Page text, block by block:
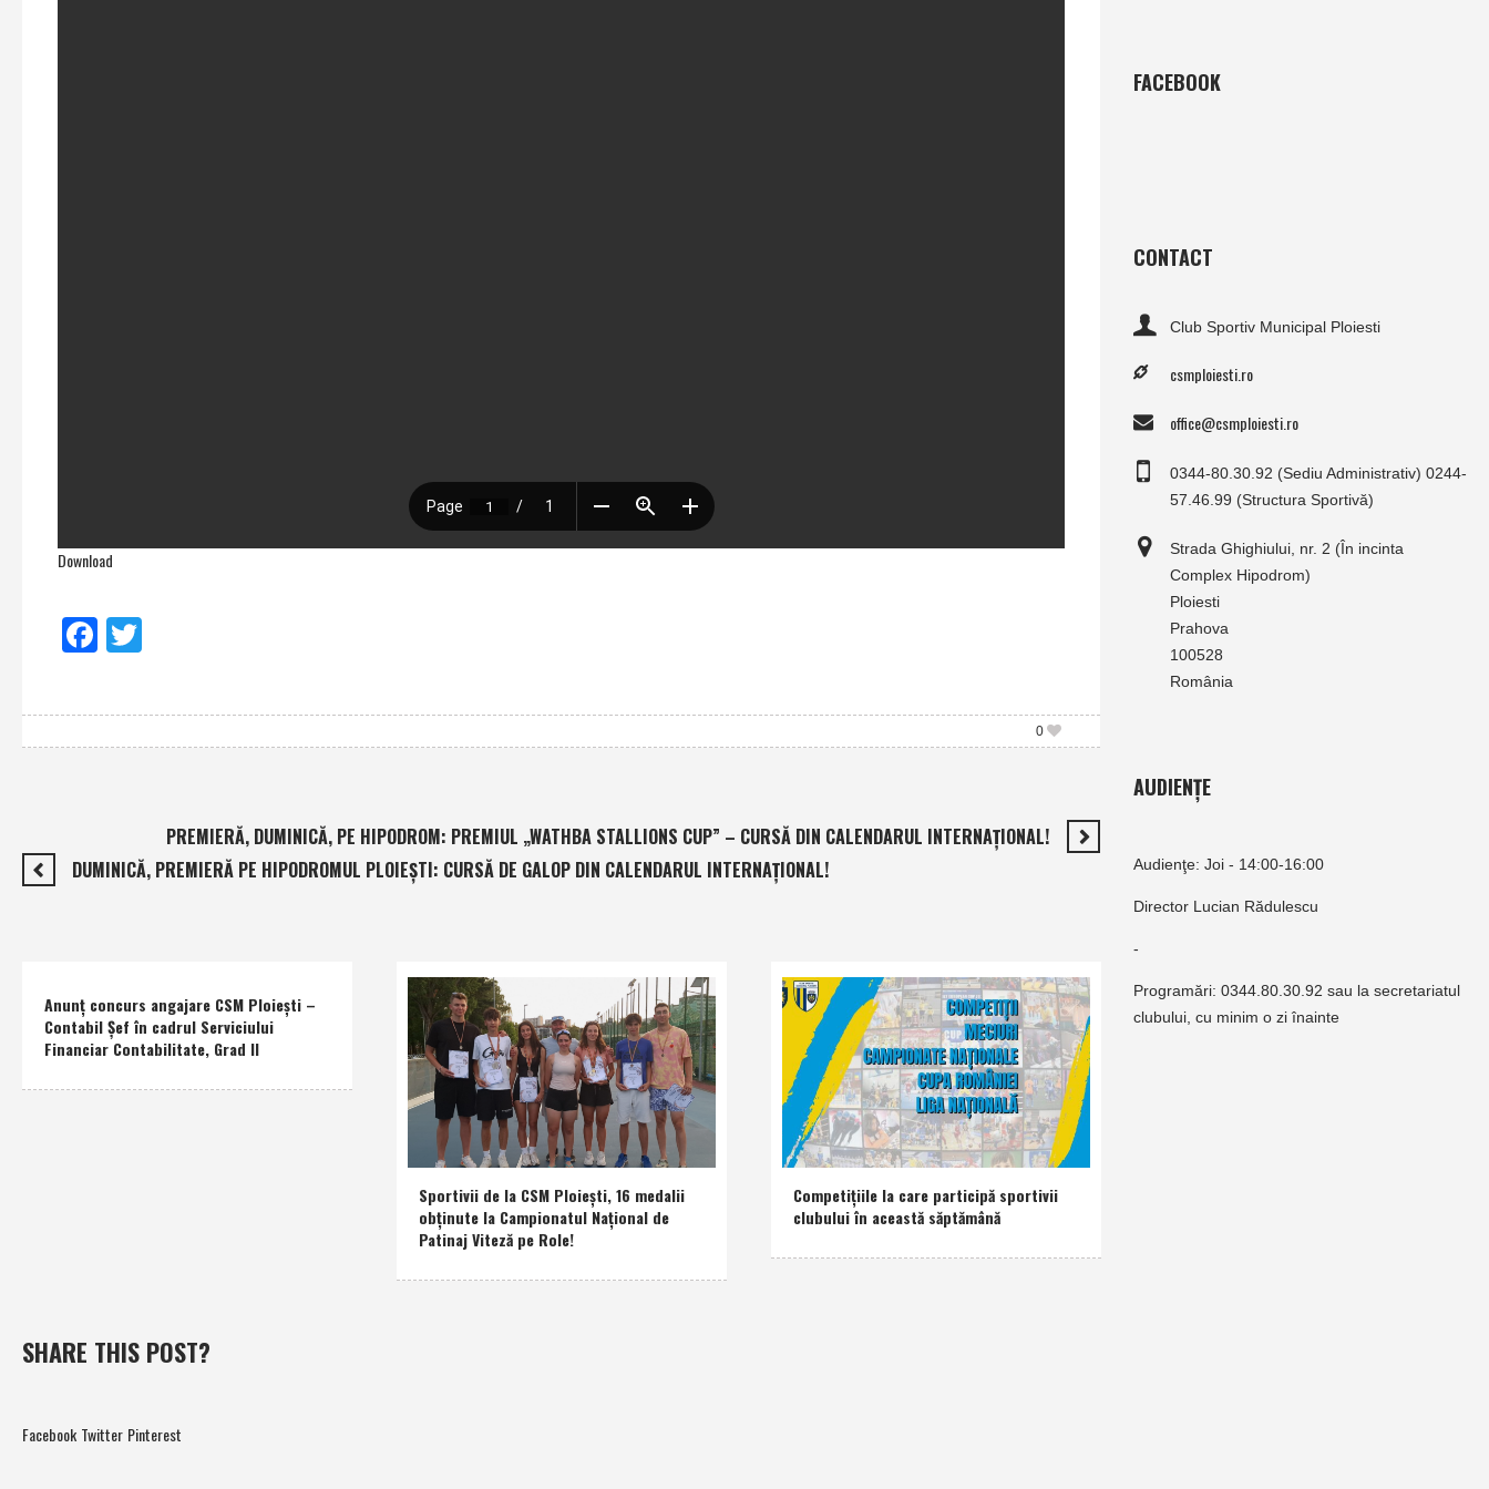
Download
Facebook
0
PREMIERĂ, DUMINICĂ, PE HIPODROM: PREMIUL „WATHBA STALLIONS CUP” – CURSĂ DIN CALENDARUL INTERNAŢIONAL!
DUMINICĂ, PREMIERĂ PE HIPODROMUL PLOIEŞTI: CURSĂ DE GALOP DIN CALENDARUL INTERNAŢIONAL!
Anunţ concurs angajare CSM Ploieşti –
Contabil Şef în cadrul Serviciului
Financiar Contabilitate, Grad II
Sportivii de la CSM Ploieşti, 16 medalii
obţinute la Campionatul Naţional de
Patinaj Viteză pe Role!
Competiţiile la care participă sportivii
clubului în această săptămână
SHARE THIS POST?
Facebook Twitter Pinterest
FACEBOOK
CONTACT
Club Sportiv Municipal Ploiesti
csmploiesti.ro
office@csmploiesti.ro
0344-80.30.92 (Sediu Administrativ) 0244-
57.46.99 (Structura Sportivă)
Strada Ghighiului, nr. 2 (În incinta
Complex Hipodrom)
Ploiesti
Prahova
100528
România
AUDIENȚE
Audienţe: Joi - 14:00-16:00
Director Lucian Rădulescu
-
Programări: 0344.80.30.92 sau la secretariatul
clubului, cu minim o zi înainte